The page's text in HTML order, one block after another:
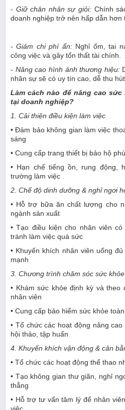
- Giữ chân nhân sự giỏi:Chính
doanh nghiệp trở nên hấp dẫn hơn
- Giảm chi phí ẩn:Nghỉ ốm, tai
công việc và gây tổn thất tài chính.
- Nâng cao hình ảnh thương hiệu:
nhân sự sẽ có uy tín cao, dễ thu
Làm cách nào để nâng cao
tại doanh nghiệp?
1. Cải thiện điều kiện làm việc
• Đảm bảo không gian làm việc
sáng
• Cung cấp trang thiết bị bảo hộ
• Hạn chế tiếng ồn, rung động,
trường làm việc
2. Chế độ dinh dưỡng & nghỉ ngơi
• Hỗ trợ bữa ăn chất lượng cho
ngành sản xuất
• Tạo điều kiện cho nhân viên
tránh làm việc quá sức
• Khuyến khích nhân viên uống
mạnh
3. Chương trình chăm sóc sức khỏe
• Khám sức khỏe định kỳ và
nhân viên
• Cung cấp bảo hiểm sức khỏe
• Tổ chức các hoạt động nâng
hội thảo, tập huấn
4. Khuyến khích vận động & cân
• Tổ chức các hoạt động thể thao
• Tạo không gian thư giãn, nghỉ
thẳng
• Hỗ trợ tư vấn tâm lý để nhân